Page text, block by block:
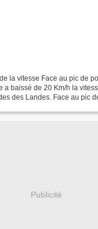
la vitesse Face au pic de
a baissé de 20 Km/h la
des Landes. Face au pic
Publicité